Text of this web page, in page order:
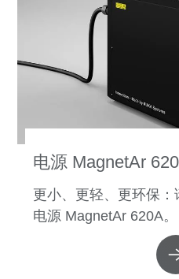
电源 MagnetAr
更小、更轻、更环保
电源 MagnetAr 620A。